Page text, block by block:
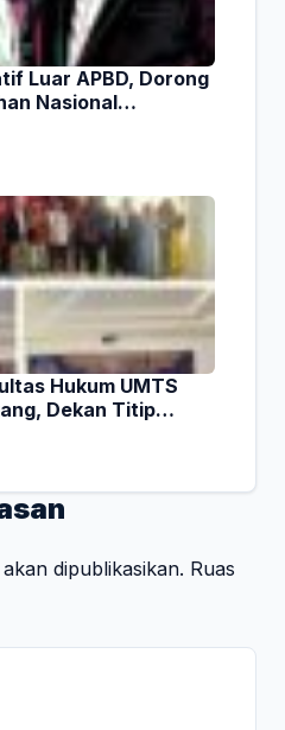
Luar APBD, Dorong
Nasional
Hukum UMTS
Dekan Titip
dipublikasikan. Ruas